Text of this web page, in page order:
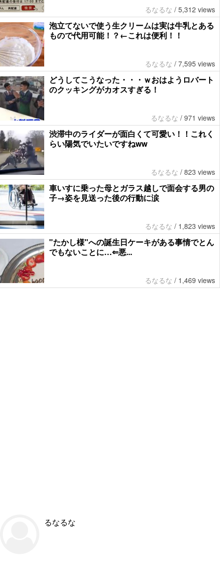
るなるな / 5,312 views
泡立てないで使う生クリームは実は牛乳とある
もので代用可能！？←これは便利！！
るなるな / 7,595 views
どうしてこうなった・・・ｗおはようロバート
のクッキングがカオスすぎる！
るなるな / 971 views
渋滞中のライダーが面白くて可愛い！！これく
らい陽気でいたいですねww
るなるな / 823 views
車いすに乗った母とガラス越しで面会する男の
子→姿を見送った後の行動に涙
るなるな / 1,823 views
"たかし様"への誕生日ケーキがある事情でとん
でもないことに…⇐悪...
るなるな / 1,469 views
るなるな